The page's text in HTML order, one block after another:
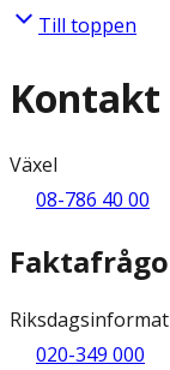
Till toppen
Kontakt
Växel
08-786 40 00
020-349 000